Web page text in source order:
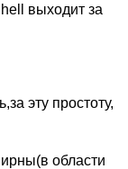
выходит за
эту простоту,
области